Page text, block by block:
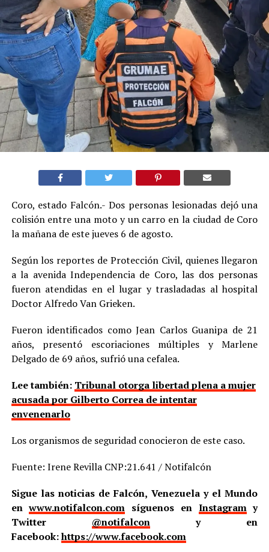
Coro, estado Falcón.- Dos personas lesionadas dejó una
colisión entre una moto y un carro en la ciudad de Coro
la mañana de este jueves 6 de agosto.
Según los reportes de Protección Civil, quienes llegaron
a la avenida Independencia de Coro, las dos personas
fueron atendidas en el lugar y trasladadas al hospital
Doctor Alfredo Van Grieken.
Fueron identificados como Jean Carlos Guanipa de 21
años, presentó escoriaciones múltiples y Marlene
Delgado de 69 años, sufrió una cefalea.
Lee también: Tribunal otorga libertad plena a mujer
acusada por Gilberto Correa de intentar
envenenarlo
Los organismos de seguridad conocieron de este caso.
Fuente: Irene Revilla CNP:21.641 / Notifalcón
Sigue las noticias de Falcón, Venezuela y el Mundo
enwww.notifalcon.com síguenos en Instagramy
Twitter @notifalcony en
Facebook:https://www.facebook.com